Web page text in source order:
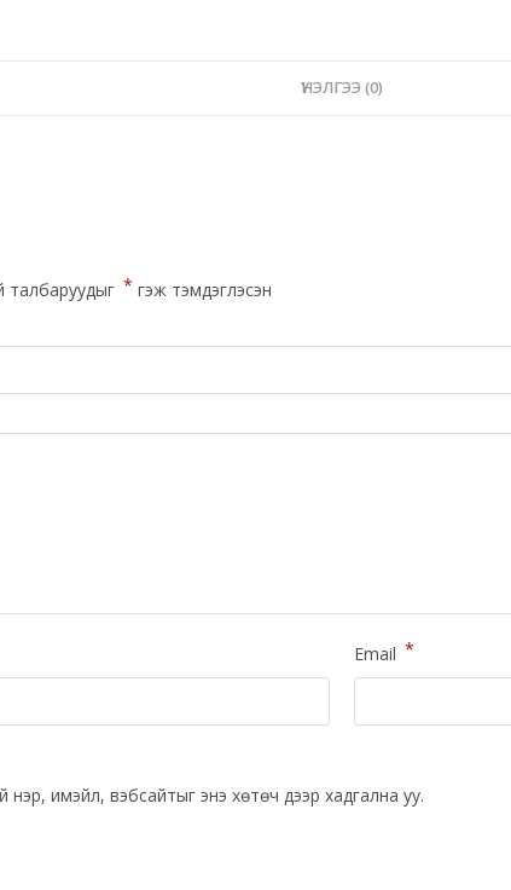
ҮНЭЛГЭЭ (0)
талбаруудыг * гэж тэмдэглэсэн
Email *
имэйл, вэбсайтыг энэ хөтөч дээр хадгална уу.